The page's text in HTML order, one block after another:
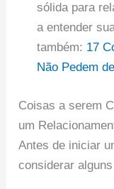
sólida para
a entender
também: 17
Não Pedem
Coisas a serem
um
Antes de iniciar
considerar